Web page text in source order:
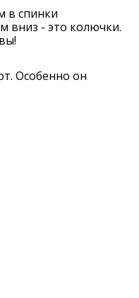
в спинки
вниз - это колючки.
Особенно он